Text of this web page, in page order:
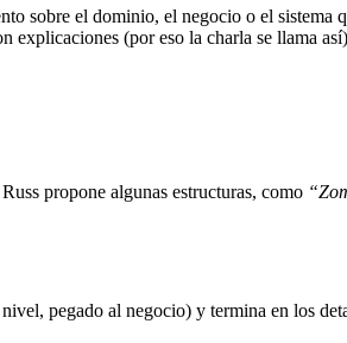
sobre el dominio, el negocio o el
(por eso la charla se llama
propone algunas estructuras, como
pegado al negocio) y termina en los